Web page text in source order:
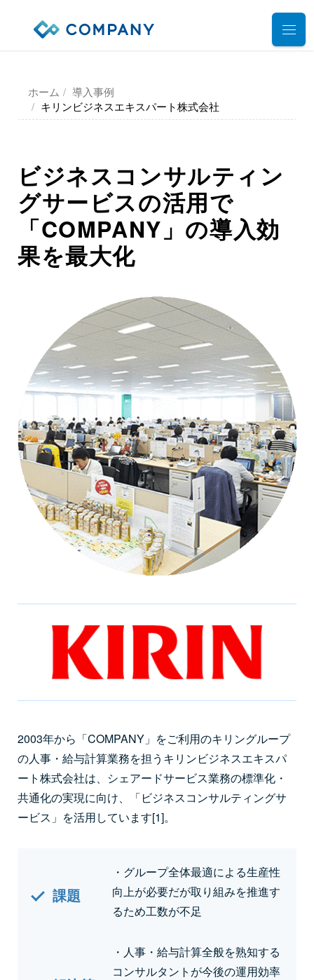
人事管理
タレントマネジメント
雇用手続管理
ID管理
マイナンバー管理
サポート
システム選定支援コンサルティングサービス
プロフェッショナルサービス
ユーザーコミッティ
パートナー連携・協業
アウトソーシング（WBS）
セミナー
デモ動画
お役立ち資料
会社情報トップ
企業理念
会社概要
ニュース
CEO挨拶
制度・文化
採用情報
WHI Holdings
資料ダウンロード お問い合わせ
03-5575-5277
受付時間9:30〜18:30（土日祝日を除く）
ホーム
導入事例
キリンビジネスエキスパート株式会社
ビジネスコンサルティン
グサービスの活用で
「COMPANY」の導入効
果を最大化
2003年から「COMPANY」をご利用のキリングループ
の人事・給与計算業務を担うキリンビジネスエキスパ
ート株式会社は、シェアードサービス業務の標準化・
共通化の実現に向け、「ビジネスコンサルティングサ
ービス」を活用しています[1]。
課題
・グループ全体最適による生産性
向上が必要だが取り組みを推進す
るため工数が不足
・人事・給与計算全般を熟知する
コンサルタントが今後の運用効率